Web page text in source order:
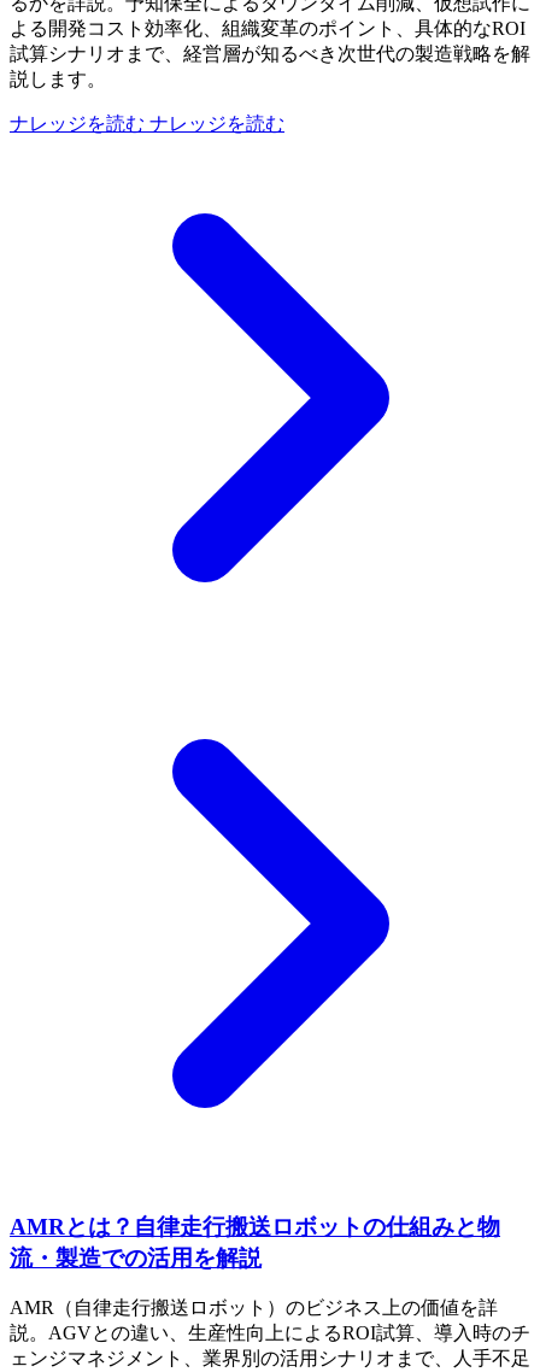
よる開発コスト効率化、組織変革のポイント、具体的なROI
試算シナリオまで、経営層が知るべき次世代の製造戦略を解
説します。
ナレッジを読む ナレッジを読む
AMRとは？自律走行搬送ロボットの仕組みと物
流・製造での活用を解説
AMR（自律走行搬送ロボット）のビジネス上の価値を詳
説。AGVとの違い、生産性向上によるROI試算、導入時のチ
ェンジマネジメント、業界別の活用シナリオまで、人手不足